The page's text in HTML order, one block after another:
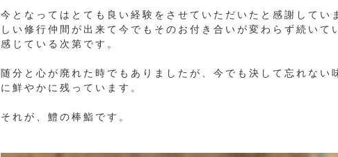
今となってはとても良い経験をさせていただいたと感謝してい
しい修行仲間が出来て今でもそのお付き合いが変わらず続いて
感じている次第です。
随分と心が廃れた時でもありましたが、今でも決して忘れない
に鮮やかに残っています。
それが、鱧の棒鮨です。